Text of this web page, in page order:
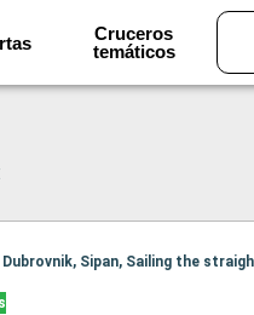
Cruceros
temáticos